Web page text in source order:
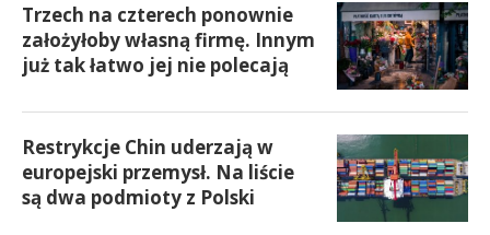
Trzech na czterech ponownie
założyłoby własną firmę. Innym
już tak łatwo jej nie polecają
Restrykcje Chin uderzają w
europejski przemysł. Na liście
są dwa podmioty z Polski